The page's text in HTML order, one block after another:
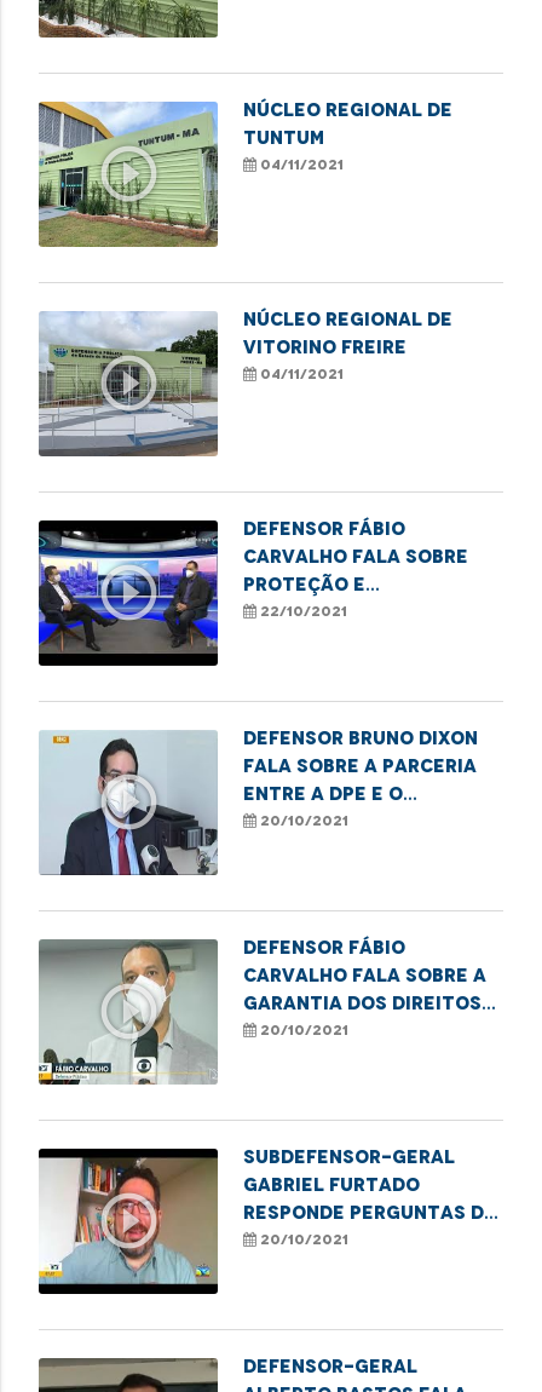
play_circle_outline
NÚCLEO REGIONAL DE
TUNTUM
04/11/2021
play_circle_outline
NÚCLEO REGIONAL DE
VITORINO FREIRE
04/11/2021
play_circle_outline
Defensor Fábio
Carvalho fala sobre
proteção e
qualificação de
22/10/2021
play_circle_outline
Defensor Bruno Dixon
fala sobre a parceria
entre a DPE e o
departamento
20/10/2021
play_circle_outline
Defensor Fábio
Carvalho fala sobre a
garantia dos direitos
da criança e do
20/10/2021
play_circle_outline
Subdefensor-geral
Gabriel Furtado
responde perguntas de
telespectadores sobre
20/10/2021
Defensor-geral